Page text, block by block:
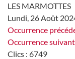
LES MARMOTTES
Lundi, 26 Août
Occurrence
Occurrence
Clics : 6749